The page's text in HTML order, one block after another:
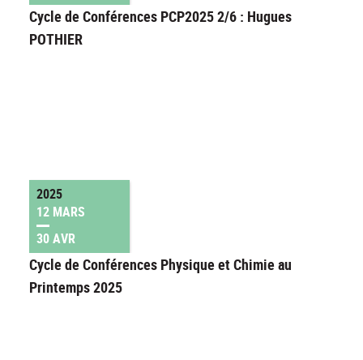
Cycle de Conférences PCP2025 2/6 : Hugues
POTHIER
2025
12 MARS
30 AVR
Cycle de Conférences Physique et Chimie au
Printemps 2025